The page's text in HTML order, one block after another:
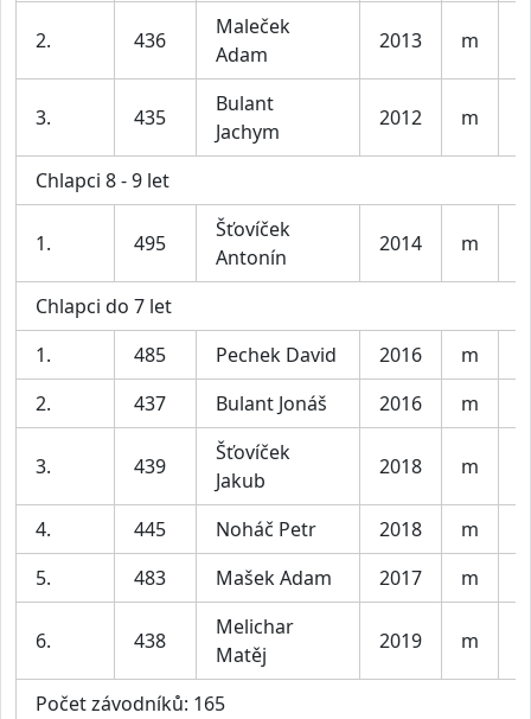
2. 436
Maleček
Adam
2013 m
3. 435
Bulant
Jachym
2012 m
Chlapci 8 - 9 let
1. 495
Šťovíček
Antonín
2014 m
Chlapci do 7 let
1.
485 Pechek David 2016 m
2.
437 Bulant Jonáš 2016 m
3. 439
Šťovíček
Jakub
2018 m
4. 445 Noháč Petr 2018 m
5.
483 Mašek Adam 2017 m
6. 438
Melichar
Matěj
2019 m
Počet závodníků: 165